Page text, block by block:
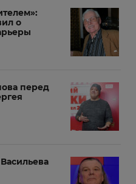
о
перед